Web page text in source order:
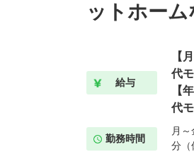
ットホーム
給与
【
代
【
代
勤務時間
月
分（